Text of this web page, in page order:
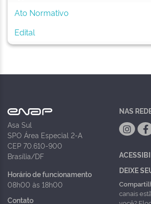
Ato Normativo
Edital
Asa Sul
SPO Área Especial 2-A
CEP 70.610-900
Brasília/DF
Horário de funcionamento
08h00 às 18h00
Contato
NAS
DEIXE
canais